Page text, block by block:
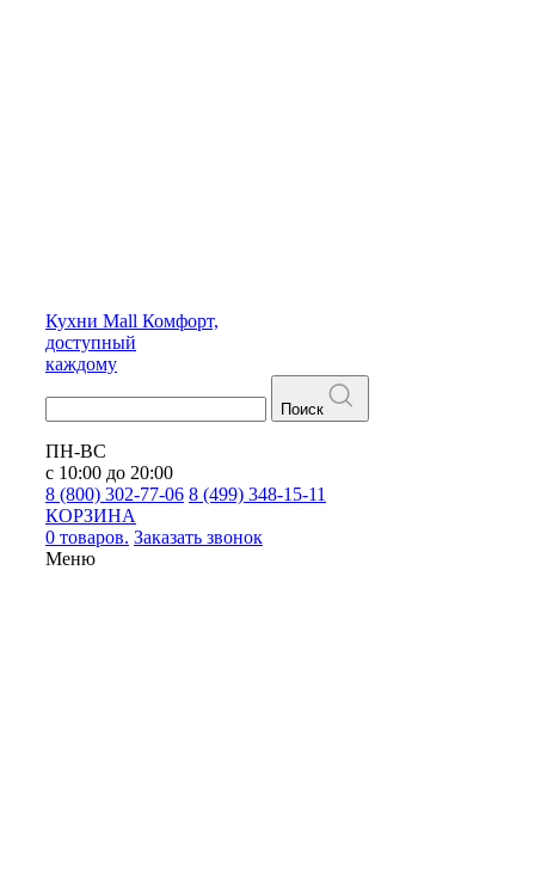
Кухни Mall Комфорт,
доступный
каждому
Поиск
ПН-ВС
с 10:00 до 20:00
8 (800) 302-77-06 8 (499) 348-15-11
КОРЗИНА
0 товаров. Заказать звонок
Меню